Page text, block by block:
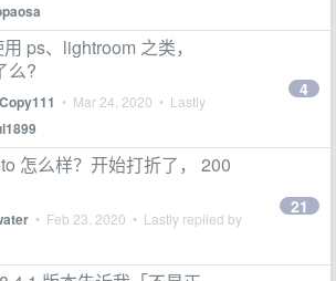
ps、lightroom 之类，
么?
• Mar 24, 2020 • Lastly
4
怎么样？开始打折了， 200
• Feb 23, 2020 • Lastly replied by
21